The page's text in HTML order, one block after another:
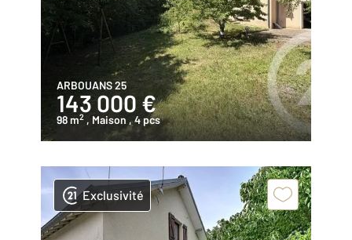
ARBOUANS 25
143 000 €
98 m2 , Maison , 4 pcs
Exclusivité